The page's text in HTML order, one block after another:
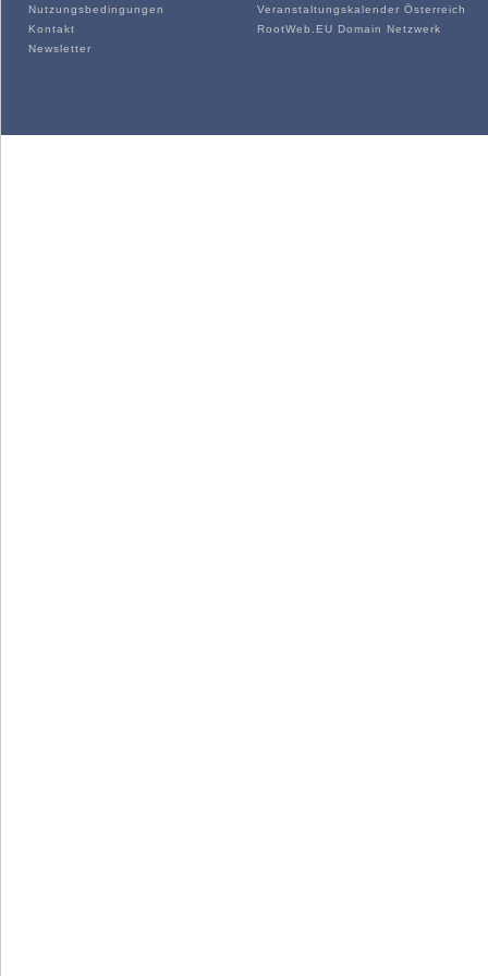
Nutzungsbedingungen
Kontakt
Newsletter
Veranstaltungskalender Österreich
RootWeb.EU Domain Netzwerk